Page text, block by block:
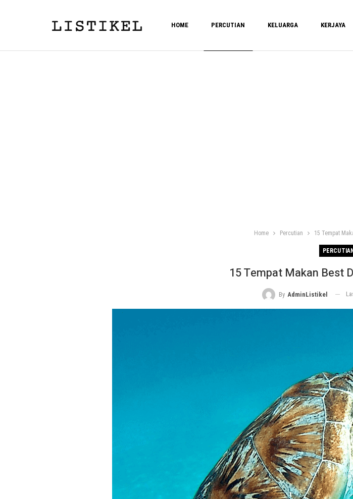
HOME PERCUTIAN KELUARGA KERJAYA
Home Percutian 15 Tempat
PERCUTIAN
15 Tempat Makan Best
By AdminListikel